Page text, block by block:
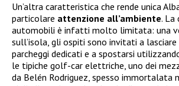
Un’altra caratteristica che rende unica
particolare attenzione all’ambiente. La
automobili è infatti molto limitata: una
sull’isola, gli ospiti sono invitati a lasciare
parcheggi dedicati e a spostarsi
le tipiche golf-car elettriche, uno dei
da Belén Rodriguez, spesso immortalata